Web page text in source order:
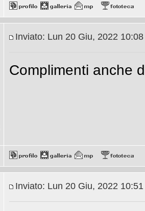
Inviato: Lun 20 Giu, 2022
Complimenti anche
Inviato: Lun 20 Giu, 2022